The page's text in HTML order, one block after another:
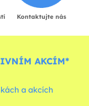
Kontaktujte nás
AKCÍM*
a akcích